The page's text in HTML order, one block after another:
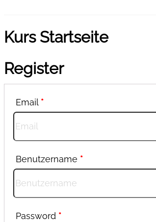
Kurs Startseite
Register
Email *
Benutzername *
Password *